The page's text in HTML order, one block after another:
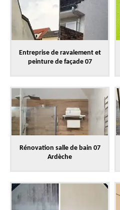
Entreprise de ravalement et
peinture de façade 07
Rénovation salle de bain 07
Ardèche